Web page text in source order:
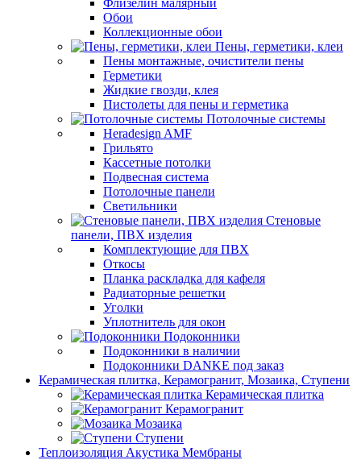
Флизелин малярный
Обои
Коллекционные обои
Пены, герметики, клеи
Пены монтажные, очистители пены
Герметики
Жидкие гвозди, клея
Пистолеты для пены и герметика
Потолочные системы
Heradesign AMF
Грильято
Кассетные потолки
Подвесная система
Потолочные панели
Светильники
Стеновые
панели, ПВХ изделия
Комплектующие для ПВХ
Откосы
Планка раскладка для кафеля
Радиаторные решетки
Уголки
Уплотнитель для окон
Подоконники
Подоконники в наличии
Подоконники DANKE под заказ
Керамическая плитка, Керамогранит, Мозаика, Ступени
Керамическая плитка
Керамогранит
Мозаика
Ступени
Теплоизоляция Акустика Мембраны